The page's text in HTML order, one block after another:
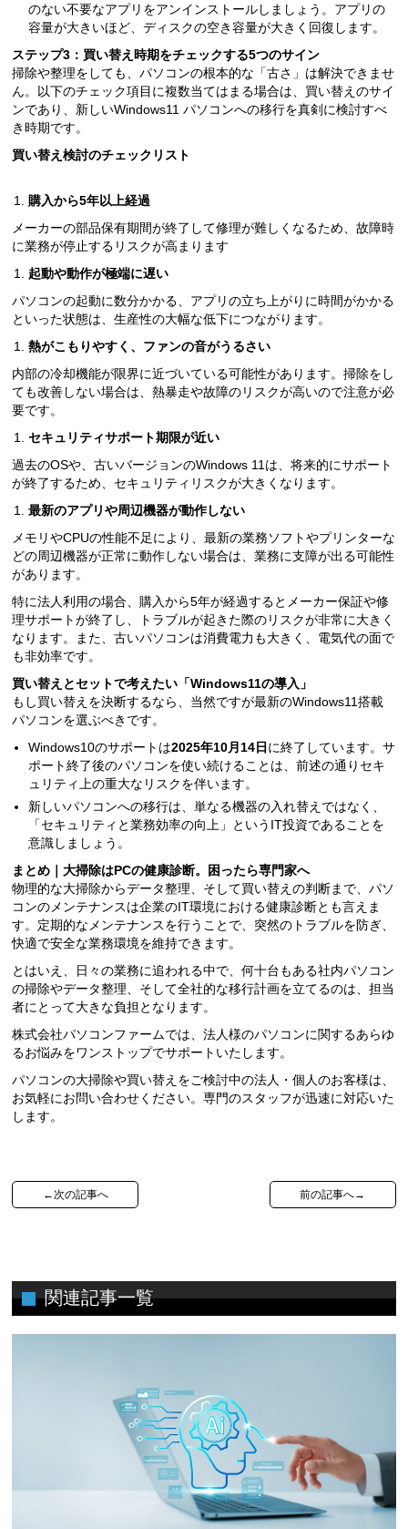
のない不要なアプリをアンインストールしましょう。アプリの
容量が大きいほど、ディスクの空き容量が大きく回復します。
ステップ3：買い替え時期をチェックする5つのサイン
掃除や整理をしても、パソコンの根本的な「古さ」は解決できませ
ん。以下のチェック項目に複数当てはまる場合は、買い替えのサイ
ンであり、新しいWindows11 パソコンへの移行を真剣に検討すべ
き時期です。
買い替え検討のチェックリスト
購入から5年以上経過
メーカーの部品保有期間が終了して修理が難しくなるため、故障時
に業務が停止するリスクが高まります
起動や動作が極端に遅い
パソコンの起動に数分かかる、アプリの立ち上がりに時間がかかる
といった状態は、生産性の大幅な低下につながります。
熱がこもりやすく、ファンの音がうるさい
内部の冷却機能が限界に近づいている可能性があります。掃除をし
ても改善しない場合は、熱暴走や故障のリスクが高いので注意が必
要です。
セキュリティサポート期限が近い
過去のOSや、古いバージョンのWindows 11は、将来的にサポート
が終了するため、セキュリティリスクが大きくなります。
最新のアプリや周辺機器が動作しない
メモリやCPUの性能不足により、最新の業務ソフトやプリンターな
どの周辺機器が正常に動作しない場合は、業務に支障が出る可能性
があります。
特に法人利用の場合、購入から5年が経過するとメーカー保証や修
理サポートが終了し、トラブルが起きた際のリスクが非常に大きく
なります。また、古いパソコンは消費電力も大きく、電気代の面で
も非効率です。
買い替えとセットで考えたい「Windows11の導入」
もし買い替えを決断するなら、当然ですが最新のWindows11搭載
パソコンを選ぶべきです。
Windows10のサポートは2025年10月14日 に終了しています。サ
ポート終了後のパソコンを使い続けることは、前述の通りセキ
ュリティ上の重大なリスクを伴います。
新しいパソコンへの移行は、単なる機器の入れ替えではなく、
「セキュリティと業務効率の向上」というIT投資であることを
意識しましょう。
まとめ｜大掃除はPCの健康診断。困ったら専門家へ
物理的な大掃除からデータ整理、そして買い替えの判断まで、パソ
コンのメンテナンスは企業のIT環境における健康診断とも言えま
す。定期的なメンテナンスを行うことで、突然のトラブルを防ぎ、
快適で安全な業務環境を維持できます。
とはいえ、日々の業務に追われる中で、何十台もある社内パソコン
の掃除やデータ整理、そして全社的な移行計画を立てるのは、担当
者にとって大きな負担となります。
株式会社パソコンファームでは、法人様のパソコンに関するあらゆ
るお悩みをワンストップでサポートいたします。
パソコンの大掃除や買い替えをご検討中の法人・個人のお客様は、
お気軽にお問い合わせください。専門のスタッフが迅速に対応いた
します。
前の記事へ→
←次の記事へ
関連記事一覧